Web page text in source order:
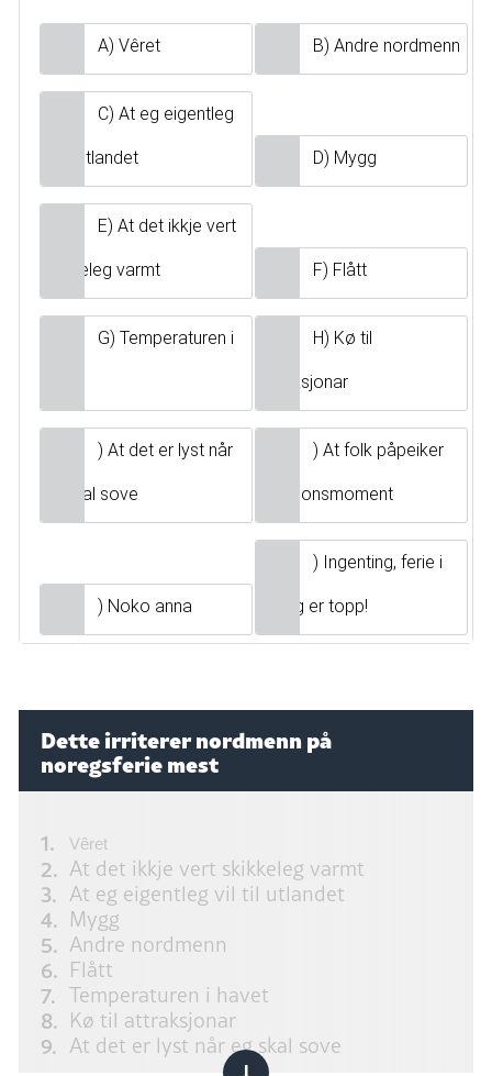
A) Vêret B) Andre nordmenn
C) At eg eigentleg
vil til utlandet D) Mygg
E) At det ikkje vert
skikkeleg varmt F) Flått
G) Temperaturen i H) Kø til
attraksjonar
) At det er lyst når
eg skal sove
) At folk påpeiker
irritasjonsmoment
) Noko anna
) Ingenting, ferie i
Noreg er topp!
Dette irriterer nordmenn på
noregsferie mest
Vêret
At det ikkje vert skikkeleg varmt
At eg eigentleg vil til utlandet
Mygg
Andre nordmenn
Flått
Temperaturen i havet
Kø til attraksjonar
At det er lyst når eg skal sove